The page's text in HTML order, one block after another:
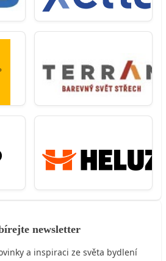
newsletter
a inspiraci ze světa bydlení